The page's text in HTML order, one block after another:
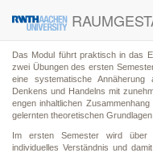
Das Modul führt praktisch in das
zwei Übungen des ersten
eine systematische
Denkens und Handelns mit
engen inhaltlichen
gelernten theoretischen
Im ersten Semester wird über
individuelles Verständnis und